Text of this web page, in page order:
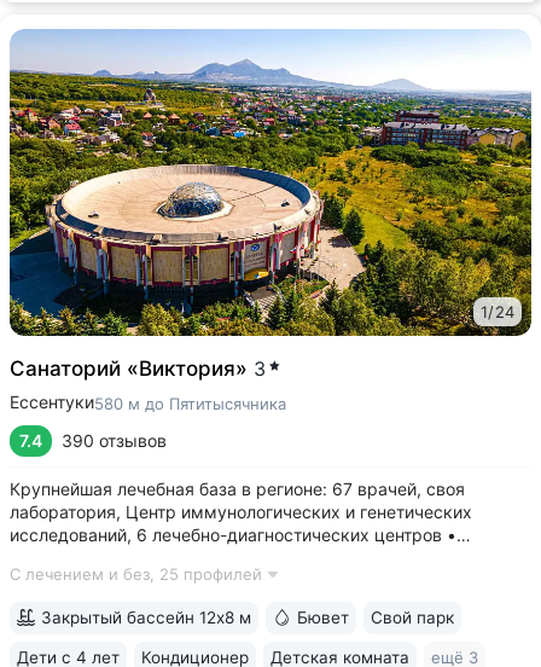
1/24
Санаторий «Виктория» 3
Ессентуки580 м до Пятитысячника
7.4 390 отзывов
Крупнейшая лечебная база в регионе: 67 врачей, своя
лаборатория, Центр иммунологических и генетических
исследований, 6 лечебно-диагностических центров •
Ессентуков. 18 минут прогулки до Грязелечебницы им.
С лечением и без, 25 профилей
Закрытый бассейн 12х8 м Бювет Свой парк
Дети с 4 лет Кондиционер Детская комната ещё 3